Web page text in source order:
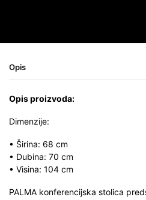
Opis
Opis proizvoda:
Dimenzije:
• Širina: 68 cm
• Dubina: 70 cm
• Visina: 104 cm
PALMA konferencijska stolica